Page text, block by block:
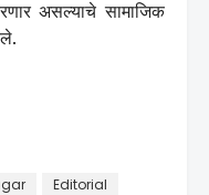
असल्याचे सामाजिक
Editorial